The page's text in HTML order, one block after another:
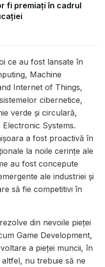
fi premiați în cadrul
ce au fost lansate în
Machine
Internet of Things,
cibernetice,
verde și circulară,
Systems.
a fost proactivă în
la noile cerințe ale
au fost concepute
ale industriei și
să fie competitivi în
din nevoile pieței
Game Development,
a pieței muncii, în
nu trebuie să ne